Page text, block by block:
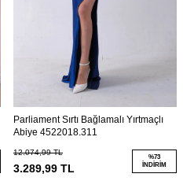
Parliament Sırtı Bağlamalı Yırtmaçlı
Abiye 4522018.311
12.074,99TL
3.289,99 TL
%73
İNDIRIM